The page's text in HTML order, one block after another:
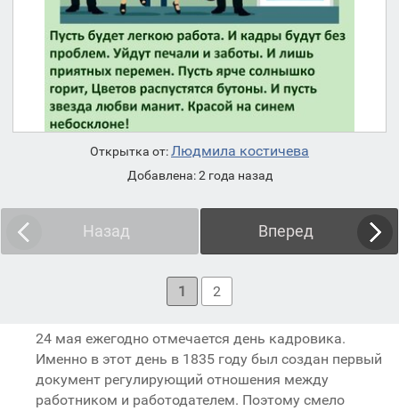
Открытка от:Людмила костичева
Добавлена: 2 года назад
Назад Вперед
1 2
24 мая ежегодно отмечается день кадровика.
Именно в этот день в 1835 году был создан первый
документ регулирующий отношения между
работником и работодателем. Поэтому смело